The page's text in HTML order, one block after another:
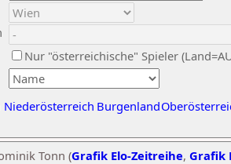
Nur "österreichische" Spieler
Niederösterreich Burgenland
Tonn (Grafik Elo-Zeitreihe, Grafik